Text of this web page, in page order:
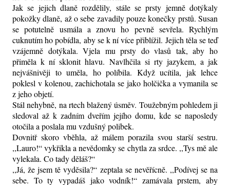
Jak se jejich dlaně rozdělily, stále se prsty jemně dotýkaly
pokožky dlaně, až o sebe zavadily pouze konečky prstů. Susan
se potutelně usmála a znovu ho pevně sevřela. Rychlým
cuknutím ho pobídla, aby se k ní více přiblížil. Jejich těla se teď
vzájemně dotýkala. Vjela mu prsty do vlasů tak, aby ho
přiměla k ní sklonit hlavu. Navlhčila si rty jazykem, a jak
nejvášnivěji to uměla, ho políbila. Když ucítila, jak lehce
poklesl v kolenou, zachichotala se jako holčička a vymanila se
z jeho objetí.
Stál nehybně, na rtech blažený úsměv. Toužebným pohledem ji
sledoval až k zadním dveřím jejího domu, kde se naposledy
otočila a poslala mu vzdušný polibek.
Dovnitř skoro vběhla, až málem porazila svou starší sestru.
,,Lauro!“ vykřikla a nevědomky se chytla za srdce. ,,Tys mě ale
vylekala. Co tady děláš?“
,,Já, že jsem tě vyděsila?“ zeptala se nevěřícně. ,,Podívej se na
sebe. To ty vypadáš jako vodník!“ zamávala prstem, aby